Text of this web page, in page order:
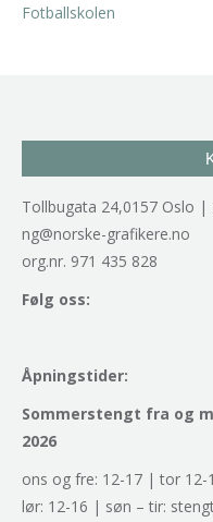
Tollbugata 24,0157 Oslo |
ng@norske-grafikere.no
org.nr. 971 435 828
Følg oss:
Åpningstider:
Sommerstengt fra og
2026
ons og fre: 12-17 | tor 12-
lør: 12-16 | søn – tir: